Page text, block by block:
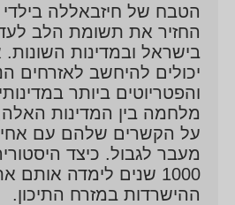
הטבח של חיזבאללה
החזיר את תשומת הלב
בישראל ובמדינות השונות.
יכולים להיחשב לאזרחים
והפטריוטים ביותר
מלחמה בין המדינות האלה,
על הקשרים שלהם עם
מעבר לגבול. כיצד
1000 שנים לימדה אותם
ההישרדות במזרח התיכון.